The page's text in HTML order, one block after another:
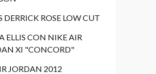
DERRICK ROSE LOW CUT
ELLIS CON NIKE AIR
XI "CONCORD"
JORDAN 2012